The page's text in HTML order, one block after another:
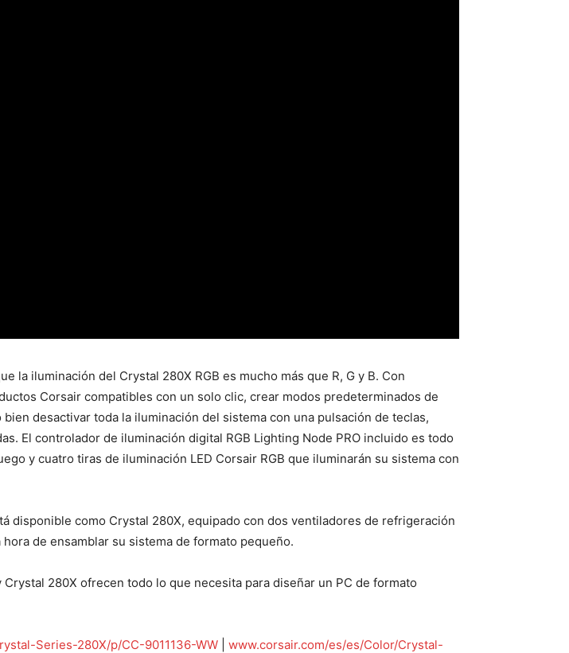
la iluminación del Crystal 280X RGB es mucho más que R, G y B. Con
Corsair compatibles con un solo clic, crear modos predeterminados de
desactivar toda la iluminación del sistema con una pulsación de teclas,
El controlador de iluminación digital RGB Lighting Node PRO incluido es todo
y cuatro tiras de iluminación LED Corsair RGB que iluminarán su sistema con
disponible como Crystal 280X, equipado con dos ventiladores de refrigeración
de ensamblar su sistema de formato pequeño.
280X ofrecen todo lo que necesita para diseñar un PC de formato
Series-280X/p/CC-9011136-WW
www.corsair.com/es/es/Color/Crystal-